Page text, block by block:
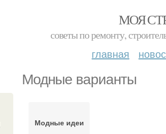
МОЯ
советы по ремонту,
главная
Модные варианты
Модные идеи